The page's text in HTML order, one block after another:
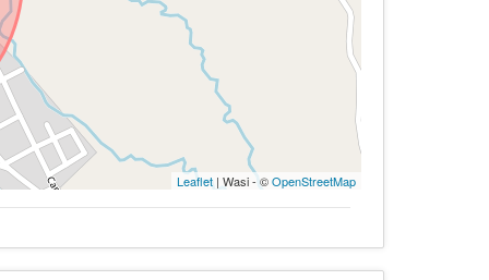
Leaflet| Wasi - ©OpenStreetMap